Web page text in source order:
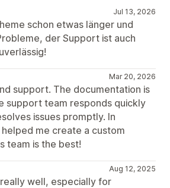
Jul 13, 2026
schon etwas länger und
der Support ist auch
Mar 20, 2026
support. The documentation is
support team responds quickly
issues promptly. In
me create a custom
team is the best!
Aug 12, 2025
well, especially for